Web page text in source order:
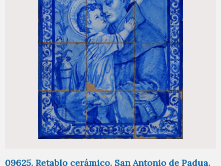
09625. Retablo cerámico. San Antonio de Padua.